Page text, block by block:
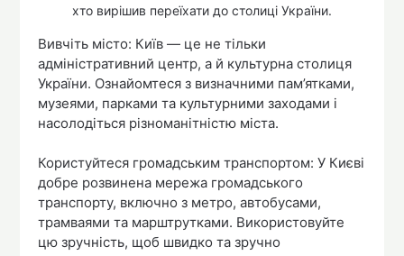
хто вирішив переїхати до столиці України.
Вивчіть місто: Київ — це не тільки
адміністративний центр, а й культурна столиця
України. Ознайомтеся з визначними пам’ятками,
музеями, парками та культурними заходами і
насолодіться різноманітністю міста.
Користуйтеся громадським транспортом: У Києві
добре розвинена мережа громадського
транспорту, включно з метро, автобусами,
трамваями та марштрутками. Використовуйте
цю зручність, щоб швидко та зручно